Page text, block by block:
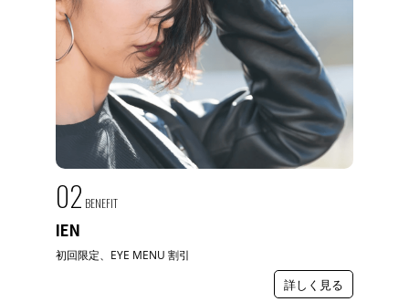
02 BENEFIT
IEN
初回限定、EYE MENU 割引
詳しく見る